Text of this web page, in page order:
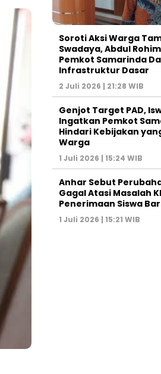
Soroti Aksi Warga
Swadaya, Abdul
Pemkot Samarinda
Infrastruktur Dasar
2 Juli 2026 | 21:28 WIB
Genjot Target PAD,
Ingatkan Pemkot
Hindari Kebijakan
Warga
1 Juli 2026 | 15:24 WIB
Anhar Sebut
Gagal Atasi Masalah
Penerimaan Siswa
1 Juli 2026 | 15:21 WIB